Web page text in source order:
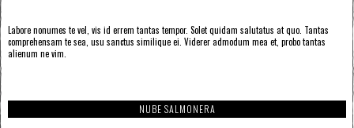
Labore nonumes te vel, vis id errem tantas tempor. Solet quidam salutatus at quo. Tantas
comprehensam te sea, usu sanctus similique ei. Viderer admodum mea et, probo tantas
alienum ne vim.
NUBE SALMONERA